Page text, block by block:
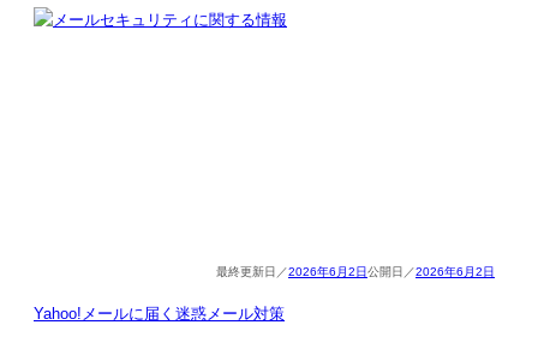
2026年6月2日 2026年6月2日
Yahoo!メールに届く迷惑メール対策